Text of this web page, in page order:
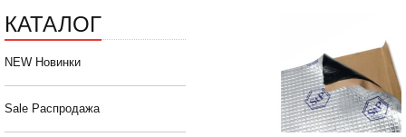
КАТАЛОГ
NEW Новинки
Sale Распродажа